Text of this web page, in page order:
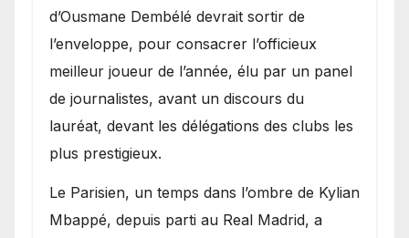
d’Ousmane Dembélé devrait sortir de
l’enveloppe, pour consacrer l’officieux
meilleur joueur de l’année, élu par un panel
de journalistes, avant un discours du
lauréat, devant les délégations des clubs les
plus prestigieux.
Le Parisien, un temps dans l’ombre de Kylian
Mbappé, depuis parti au Real Madrid, a